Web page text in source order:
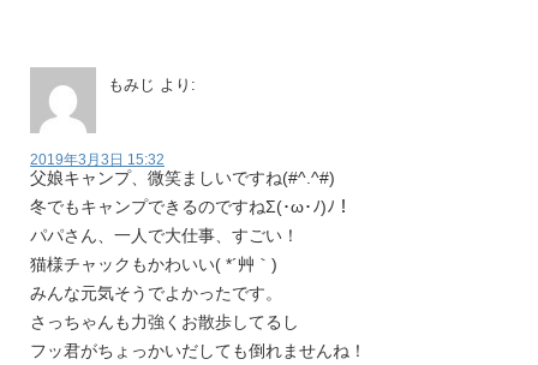
もみじ より:
2019年3月3日 15:32
父娘キャンプ、微笑ましいですね(#^.^#)
冬でもキャンプできるのですねΣ(･ω･ﾉ)ﾉ！
パパさん、一人で大仕事、すごい！
猫様チャックもかわいい( *´艸｀)
みんな元気そうでよかったです。
さっちゃんも力強くお散歩してるし
フッ君がちょっかいだしても倒れませんね！